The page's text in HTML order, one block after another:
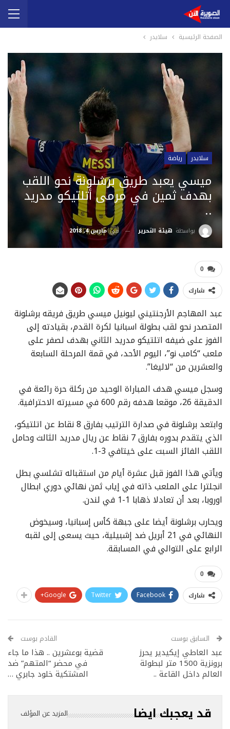
الصفحة الرئيسية سلايدر
سلايدر رياضة
ميسي يعبد طريق برشلونة نحو اللقب
بهدف ثمين في مرمى أتلتيكو مدريد
..
بواسطة هيئة التحرير فيمارس 4, 2018
0
شارك
عبد المهاجم الأرجنتيني ليونيل ميسي طريق فريقه برشلونة
المتصدر نحو لقب بطولة اسبانيا لكرة القدم، بقيادته إلى
الفوز على ضيفه اتلتيكو مدريد الثاني بهدف لصفر على
ملعب “كامب نو”، اليوم الأحد، في قمة المرحلة السابعة
والعشرين من “لاليغا”.
وسجل ميسي هدف المباراة الوحيد من ركلة حرة رائعة في
الدقيقة 26، موقعا هدفه رقم 600 في مسيرته الاحترافية.
وابتعد برشلونة في صدارة الترتيب بفارق 8 نقاط عن اتلتيكو،
الذي يتقدم بدوره بفارق 7 نقاط عن ريال مدريد الثالث وحامل
اللقب الفائز السبت على خيتافي 3-1.
ويأتي هذا الفوز قبل عشرة أيام من استقباله تشلسي بطل
انجلترا على الملعب ذاته في إياب ثمن نهائي دوري ابطال
اوروبا، بعد أن تعادلا ذهابا 1-1 في لندن.
ويحارب برشلونة أيضا على جبهة كأس إسبانيا، وسيخوض
النهائي في 21 أبريل ضد إشبيلية، حيث يسعى إلى لقبه
الرابع على التوالي في المسابقة.
0
شارك Facebook
Twitter
Google+
السابق بوست
عبد العاطي إيكيدير يحرز
برونزية 1500 متر لبطولة
العالم داخل القاعة ..
القادم بوست
قضية بوعشرين .. هذا ما جاء
في محضر “المتهم” ضد
المشتكية خلود جابري …
قد يعجبك ايضا المزيد عن المؤلف